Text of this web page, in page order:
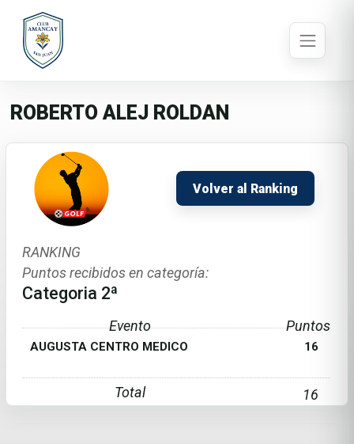
ROBERTO ALEJ ROLDAN
Volver al Ranking
RANKING
Puntos recibidos en categoría:
Categoria 2ª
Evento Puntos
AUGUSTA CENTRO MEDICO 16
Total 16